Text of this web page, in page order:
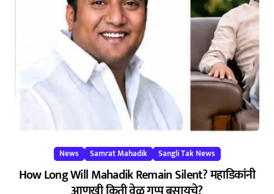
News Samrat Mahadik Sangli Tak News
How Long Will Mahadik Remain Silent? महाडिकांनी